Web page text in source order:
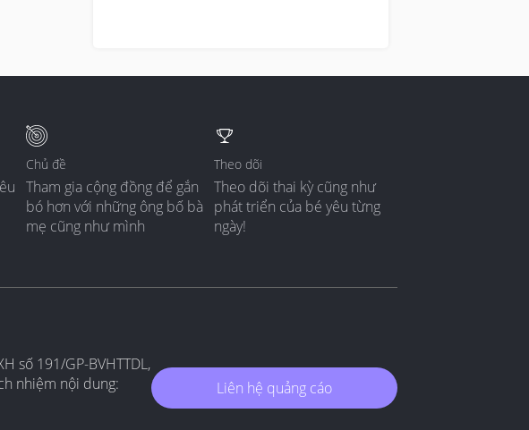
Chủ đề
Tham gia cộng đồng để gắn
bó hơn với những ông bố bà
mẹ cũng như mình
Theo dõi
Theo dõi thai kỳ cũng như
phát triển của bé yêu từng
ngày!
số 191/GP-BVHTTDL,
nhiệm nội dung:
Liên hệ quảng cáo